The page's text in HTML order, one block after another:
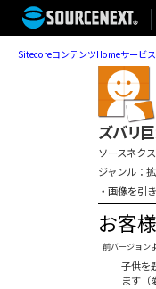
SitecoreコンテンツHomeサービス
ズバリ
ソースネク
ジャンル：
・画像を引
お客
前バージョン
子供を
ます（